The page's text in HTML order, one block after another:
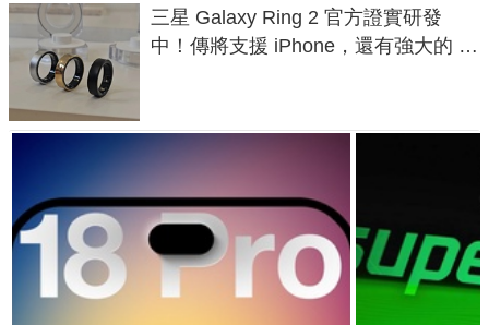
三星 Galaxy Ring 2 官方證實研發
中！傳將支援 iPhone，還有強大的 AI